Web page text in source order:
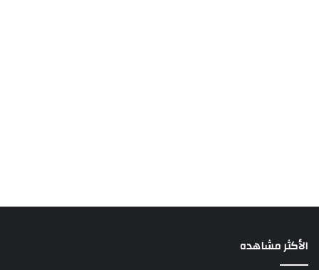
الأكثر مشاهده